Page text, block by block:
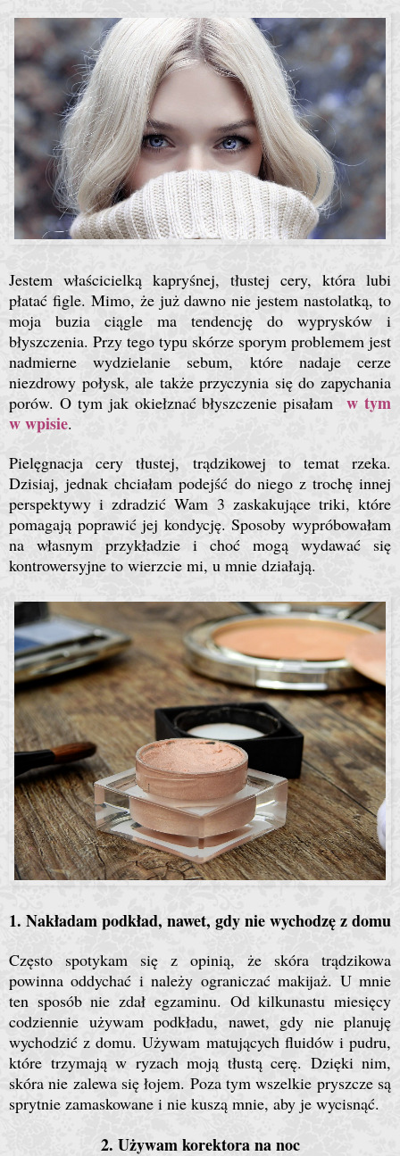
Jestem właścicielką kapryśnej, tłustej cery, która lubi
płatać figle. Mimo, że już dawno nie jestem nastolatką, to
moja buzia ciągle ma tendencję do wyprysków i
błyszczenia. Przy tego typu skórze sporym problemem jest
nadmierne wydzielanie sebum, które nadaje cerze
niezdrowy połysk, ale także przyczynia się do zapychania
porów. O tym jak okiełznać błyszczenie pisałamw tym
w wpisie.
Pielęgnacja cery tłustej, trądzikowej to temat rzeka.
Dzisiaj, jednak chciałam podejść do niego z trochę innej
perspektywy i zdradzić Wam 3 zaskakujące triki, które
pomagają poprawić jej kondycję. Sposoby wypróbowałam
na własnym przykładzie i choć mogą wydawać się
kontrowersyjne to wierzcie mi, u mnie działają.
1. Nakładam podkład, nawet, gdy nie wychodzę z domu
Często spotykam się z opinią, że skóra trądzikowa
powinna oddychać i należy ograniczać makijaż. U mnie
ten sposób nie zdał egzaminu. Od kilkunastu miesięcy
codziennie używam podkładu, nawet, gdy nie planuję
wychodzić z domu. Używam matujących fluidów i pudru,
które trzymają w ryzach moją tłustą cerę. Dzięki nim,
skóra nie zalewa się łojem. Poza tym wszelkie pryszcze są
sprytnie zamaskowane i nie kuszą mnie, aby je wycisnąć.
2. Używam korektora na noc